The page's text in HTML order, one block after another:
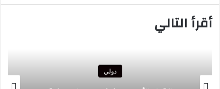
أقرأ التالي